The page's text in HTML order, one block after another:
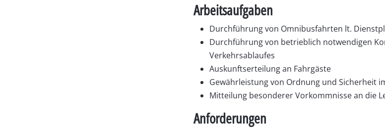
Arbeitsaufgaben
Durchführung von Omnibusfahrten lt.
Durchführung von betrieblich notwendigen
Verkehrsablaufes
Auskunftserteilung an Fahrgäste
Gewährleistung von Ordnung und Sicherheit
Mitteilung besonderer Vorkommnisse an die
Anforderungen